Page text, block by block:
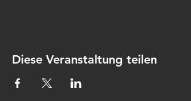
Diese Veranstaltung teilen